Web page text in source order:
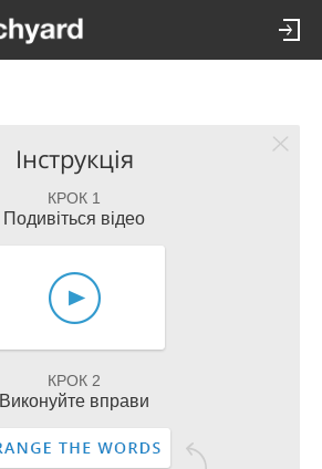
Інструкція
КРОК 1
Подивіться відео
КРОК 2
Виконуйте вправи